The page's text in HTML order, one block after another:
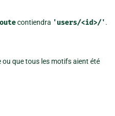
contiendra 'users/<id>/'.
ou que tous les motifs aient été